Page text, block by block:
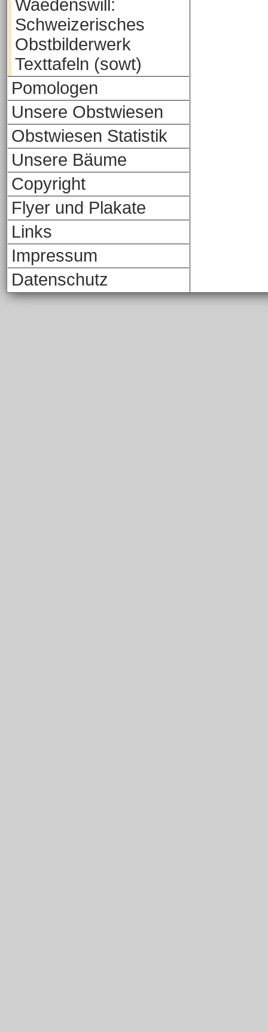
Waedenswill:
Schweizerisches
Obstbilderwerk
Texttafeln (sowt)
Pomologen
Unsere Obstwiesen
Obstwiesen Statistik
Unsere Bäume
Copyright
Flyer und Plakate
Links
Impressum
Datenschutz